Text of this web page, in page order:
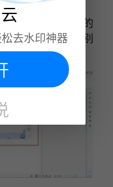
片工具】栏下方的
就会弹出文字识别
去水印神器